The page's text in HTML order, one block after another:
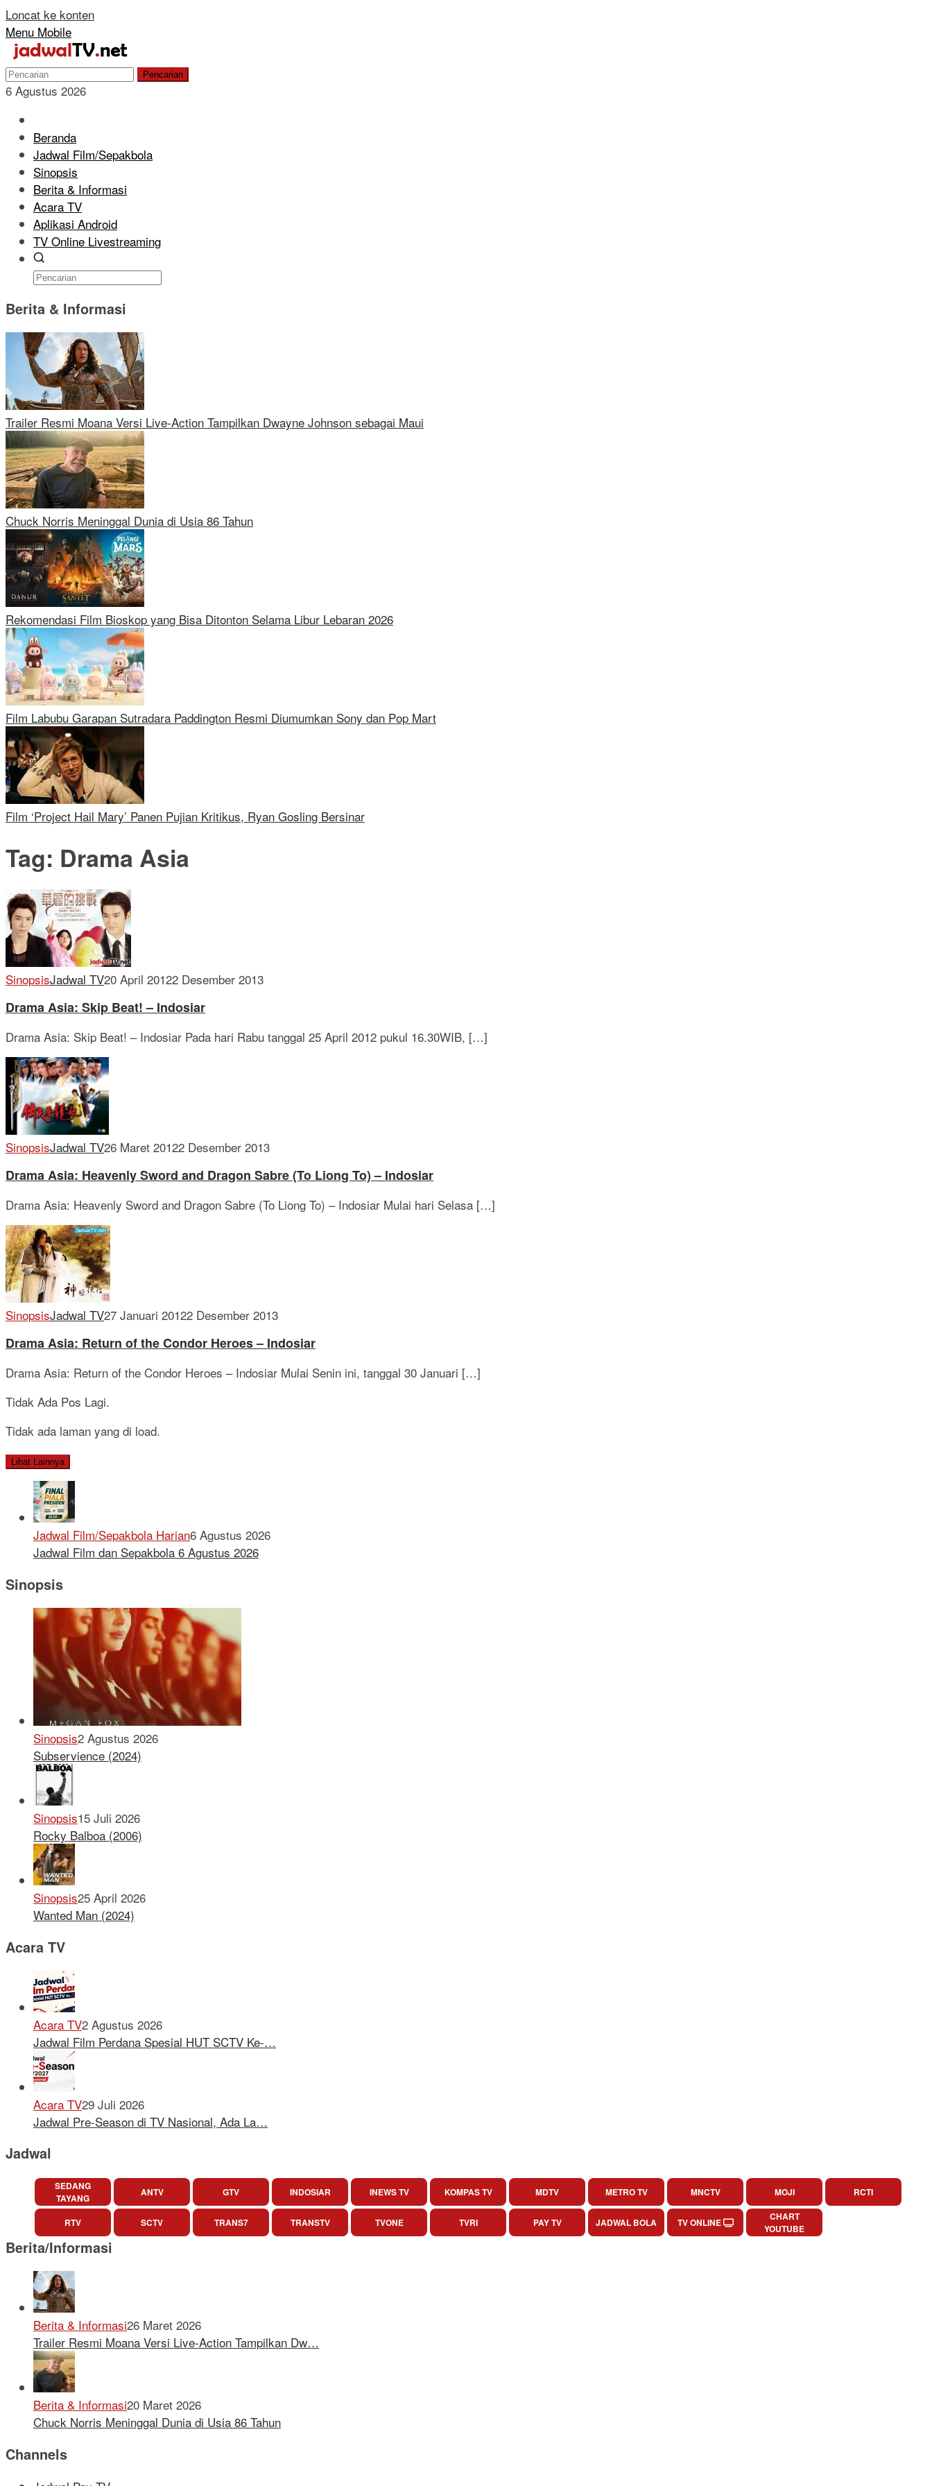
Loncat ke konten
Menu Mobile
Pencarian
6 Agustus 2026
Beranda
Jadwal Film/Sepakbola
Sinopsis
Berita & Informasi
Acara TV
Aplikasi Android
TV Online Livestreaming
Berita & Informasi
Trailer Resmi Moana Versi Live-Action Tampilkan Dwayne Johnson sebagai Maui
Chuck Norris Meninggal Dunia di Usia 86 Tahun
Rekomendasi Film Bioskop yang Bisa Ditonton Selama Libur Lebaran 2026
Film Labubu Garapan Sutradara Paddington Resmi Diumumkan Sony dan Pop Mart
Film ‘Project Hail Mary’ Panen Pujian Kritikus, Ryan Gosling Bersinar
Tag: Drama Asia
SinopsisJadwal TV20 April 20122 Desember 2013
Drama Asia: Skip Beat! – Indosiar
Drama Asia: Skip Beat! – Indosiar Pada hari Rabu tanggal 25 April 2012 pukul 16.30WIB, […]
SinopsisJadwal TV26 Maret 20122 Desember 2013
Drama Asia: Heavenly Sword and Dragon Sabre (To Liong To) – Indosiar
Drama Asia: Heavenly Sword and Dragon Sabre (To Liong To) – Indosiar Mulai hari Selasa […]
SinopsisJadwal TV27 Januari 20122 Desember 2013
Drama Asia: Return of the Condor Heroes – Indosiar
Drama Asia: Return of the Condor Heroes – Indosiar Mulai Senin ini, tanggal 30 Januari […]
Tidak Ada Pos Lagi.
Tidak ada laman yang di load.
Lihat Lainnya
Jadwal Film/Sepakbola Harian6 Agustus 2026
Jadwal Film dan Sepakbola 6 Agustus 2026
Sinopsis
Sinopsis2 Agustus 2026
Subservience (2024)
Sinopsis15 Juli 2026
Rocky Balboa (2006)
Sinopsis25 April 2026
Wanted Man (2024)
Acara TV
Acara TV2 Agustus 2026
Jadwal Film Perdana Spesial HUT SCTV Ke-…
Acara TV29 Juli 2026
Jadwal Pre-Season di TV Nasional, Ada La…
Jadwal
SEDANG
TAYANG
ANTV GTV INDOSIAR INEWS TV KOMPAS TV MDTV METRO TV MNCTV MOJI RCTI
RTV SCTV TRANS7 TRANSTV TVONE TVRI PAY TV JADWAL BOLA TV ONLINE
CHART
YOUTUBE
Berita/Informasi
Berita & Informasi26 Maret 2026
Trailer Resmi Moana Versi Live-Action Tampilkan Dw…
Berita & Informasi20 Maret 2026
Chuck Norris Meninggal Dunia di Usia 86 Tahun
Channels